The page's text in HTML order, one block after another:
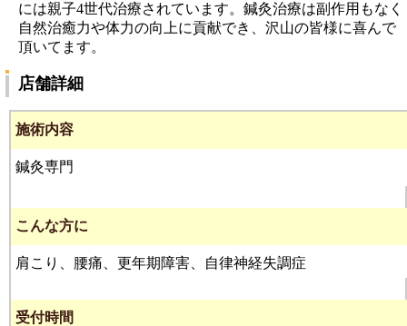
には親子4世代治療されています。鍼灸治療は副作用もなく
自然治癒力や体力の向上に貢献でき、沢山の皆様に喜んで
頂いてます。
店舗詳細
施術内容
鍼灸専門
こんな方に
肩こり、腰痛、更年期障害、自律神経失調症
受付時間